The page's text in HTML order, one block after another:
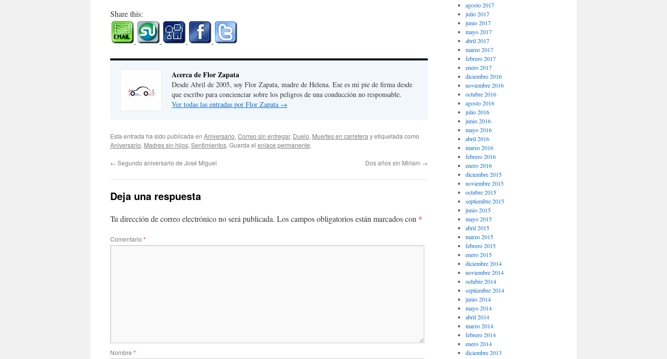
Share this:
Acerca de Flor Zapata
Desde Abril de 2005, soy Flor Zapata, madre de Helena. Ese es mi pie de firma desde
que escribo para concienciar sobre los peligros de una conducción no responsable.
Ver todas las entradas por Flor Zapata →
Esta entrada ha sido publicada en Aniversario, Correo sin entregar, Duelo, Muertes en carretera y etiquetada como
Aniversario, Madres sin hijos, Sentimientos. Guarda el enlace permanente.
← Segundo aniversario de José Miguel Dos años sin Miriam →
Deja una respuesta
Tu dirección de correo electrónico no será publicada. Los campos obligatorios están marcados con *
Comentario *
Nombre *
agosto 2017
julio 2017
junio 2017
mayo 2017
abril 2017
marzo 2017
febrero 2017
enero 2017
diciembre 2016
noviembre 2016
octubre 2016
agosto 2016
julio 2016
junio 2016
mayo 2016
abril 2016
marzo 2016
febrero 2016
enero 2016
diciembre 2015
noviembre 2015
octubre 2015
septiembre 2015
junio 2015
mayo 2015
abril 2015
marzo 2015
febrero 2015
enero 2015
diciembre 2014
noviembre 2014
octubre 2014
septiembre 2014
junio 2014
mayo 2014
abril 2014
marzo 2014
febrero 2014
enero 2014
diciembre 2013